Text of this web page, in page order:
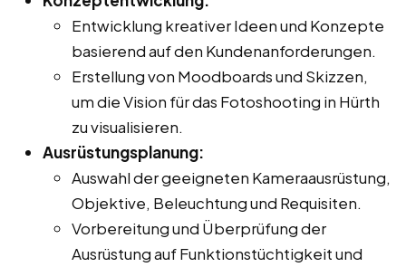
Entwicklung kreativer Ideen und Konzepte
basierend auf den Kundenanforderungen.
Erstellung von Moodboards und Skizzen,
um die Vision für das Fotoshooting in Hürth
zu visualisieren.
Ausrüstungsplanung:
Auswahl der geeigneten Kameraausrüstung,
Objektive, Beleuchtung und Requisiten.
Vorbereitung und Überprüfung der
Ausrüstung auf Funktionstüchtigkeit und